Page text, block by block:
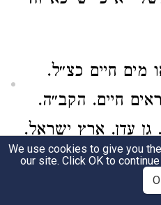
מים חיים כצ״ל.
חיים. הקב״ה.
עדן. ארץ ישראל.
[ולגי׳ הגר״א
(הן א׳) ישראל.
We use cookies to give you
our site. Click OK to